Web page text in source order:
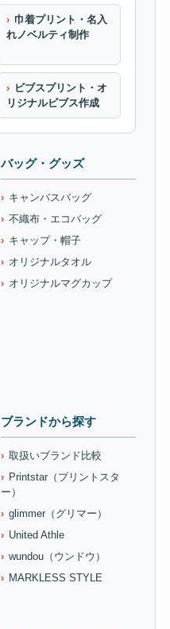
巾着プリント・名入
れノベルティ制作
ビブスプリント・オ
リジナルビブス作成
バッグ・グッズ
キャンバスバッグ
不織布・エコバッグ
キャップ・帽子
オリジナルタオル
オリジナルマグカップ
ブランドから探す
取扱いブランド比較
Printstar（プリントスタ
ー）
glimmer（グリマー）
United Athle
wundou（ウンドウ）
MARKLESS STYLE